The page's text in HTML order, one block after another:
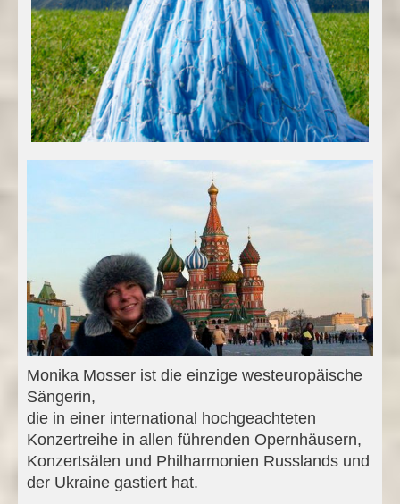
Monika Mosser ist die einzige westeuropäische
Sängerin,
die in einer international hochgeachteten
Konzertreihe in allen führenden Opernhäusern,
Konzertsälen und Philharmonien Russlands und
der Ukraine gastiert hat.